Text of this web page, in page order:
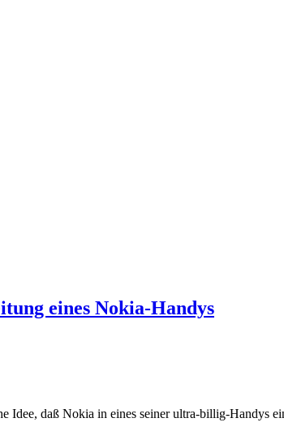
eines Nokia-Handys
Idee, daß Nokia in eines seiner ultra-billig-Handys